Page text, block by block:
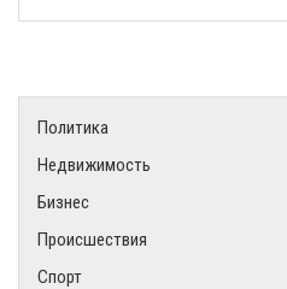
Политика
Недвижимость
Бизнес
Происшествия
Спорт